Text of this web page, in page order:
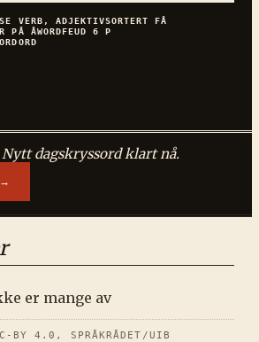
VERB, ADJEKTIVSORTERTFÅ
PÅ ÅWORDFEUD 6 P
Nytt dagskryssord klart nå.
er mange av
BY 4.0, SPRÅKRÅDET/UIB